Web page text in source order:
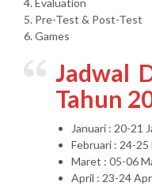
5. Pre-Test & Post-Test
6. Games
Jadwal
Tahun
Januari : 20-21
Februari : 24-
Maret : 05-06
April : 23-24